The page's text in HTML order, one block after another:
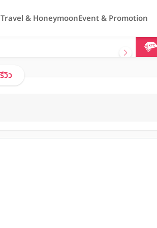
Travel & HoneymoonEvent & Promotion
วิว